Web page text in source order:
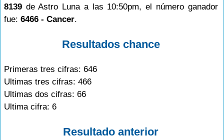
8139 de Astro Luna a las 10:50pm, el número ganador
fue: 6466 - Cancer.
Resultados chance
Primeras tres cifras: 646
Ultimas tres cifras: 466
Ultimas dos cifras: 66
Ultima cifra: 6
Resultado anterior